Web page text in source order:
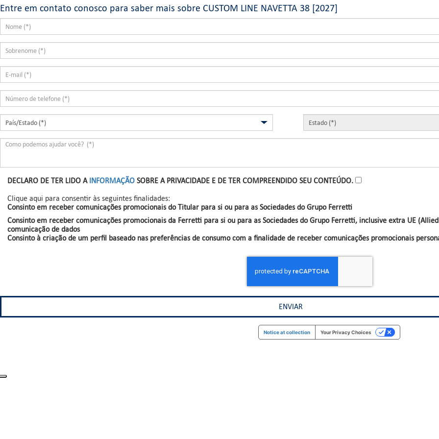
Entre em contato conosco para saber mais sobre CUSTOM LINE NAVETTA 38 [2027]
DECLARO DE TER LIDO A INFORMAÇÃO SOBRE A PRIVACIDADE E DE TER COMPREENDIDO SEU CONTEÚDO.
Clique aqui para consentir às seguintes finalidades:
Consinto em receber comunicações promocionais do Titular para si ou para as Sociedades do Grupo Ferretti
Consinto em receber comunicações promocionais da Ferretti para si ou para as Sociedades do Grupo Ferretti, inclusive extra UE
comunicação de dados
Consinto à criação de um perfil baseado nas preferências de consumo com a finalidade de receber comunicações promocionais
Notice at collection Your Privacy Choices